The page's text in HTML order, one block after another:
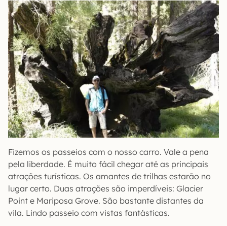
Fizemos os passeios com o nosso carro. Vale a pena
pela liberdade. É muito fácil chegar até as principais
atrações turísticas. Os amantes de trilhas estarão no
lugar certo. Duas atrações são imperdíveis: Glacier
Point e Mariposa Grove. São bastante distantes da
vila. Lindo passeio com vistas fantásticas.